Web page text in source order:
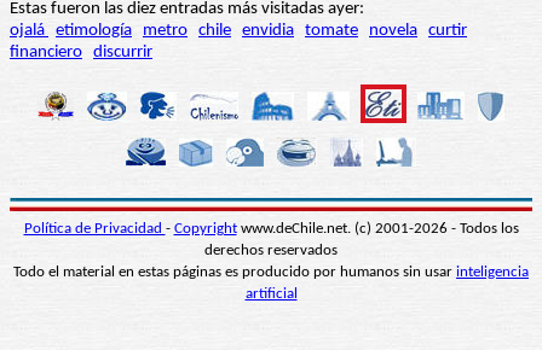
Estas fueron las diez entradas más visitadas ayer:
ojalá etimología metro chile envidia tomate novela curtir
financiero discurrir
Política de Privacidad - Copyrightwww.deChile.net. (c) 2001-2026 - Todos los
derechos reservados
Todo el material en estas páginas es producido por humanos sin usar inteligencia
artificial